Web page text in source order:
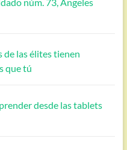
de las élites tienen
que tú
desde las tablets